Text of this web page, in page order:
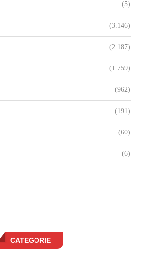
(5)
(3.146)
(2.187)
(1.759)
(962)
(191)
(60)
(6)
CATEGORIE